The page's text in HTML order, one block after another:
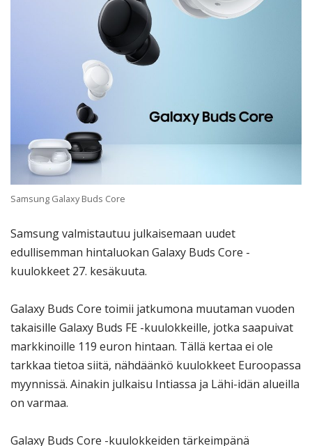
Samsung Galaxy Buds Core
Samsung valmistautuu julkaisemaan uudet
edullisemman hintaluokan Galaxy Buds Core -
kuulokkeet 27. kesäkuuta.
Galaxy Buds Core toimii jatkumona muutaman vuoden
takaisille Galaxy Buds FE -kuulokkeille, jotka saapuivat
markkinoille 119 euron hintaan. Tällä kertaa ei ole
tarkkaa tietoa siitä, nähdäänkö kuulokkeet Euroopassa
myynnissä. Ainakin julkaisu Intiassa ja Lähi-idän alueilla
on varmaa.
Galaxy Buds Core -kuulokkeiden tärkeimpänä